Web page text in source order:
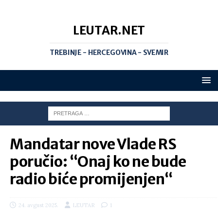
LEUTAR.NET
TREBINJE - HERCEGOVINA - SVEMIR
Mandatar nove Vlade RS
poručio: “Onaj ko ne bude
radio biće promijenjen“
24. avgust 2025. LEUTAR 1